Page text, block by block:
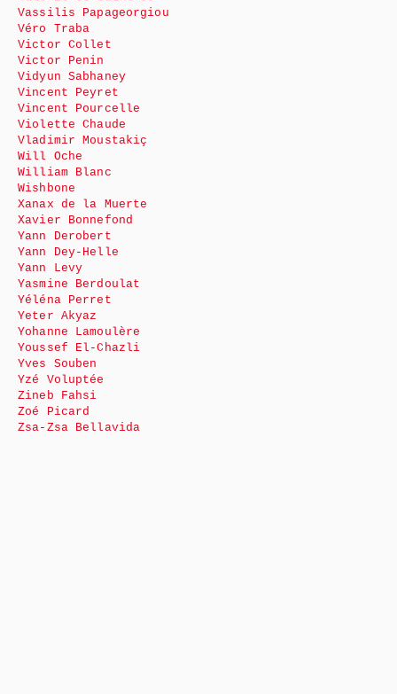
Vassilis Papageorgiou
Véro Traba
Victor Collet
Victor Penin
Vidyun Sabhaney
Vincent Peyret
Vincent Pourcelle
Violette Chaude
Vladimir Moustakiç
Will Oche
William Blanc
Wishbone
Xanax de la Muerte
Xavier Bonnefond
Yann Derobert
Yann Dey-Helle
Yann Levy
Yasmine Berdoulat
Yéléna Perret
Yeter Akyaz
Yohanne Lamoulère
Youssef El-Chazli
Yves Souben
Yzé Voluptée
Zineb Fahsi
Zoé Picard
Zsa-Zsa Bellavida